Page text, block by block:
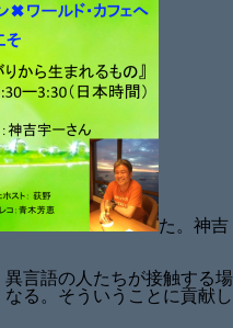
た。神吉
言語の人たちが接触する場
る。そういうことに貢献し